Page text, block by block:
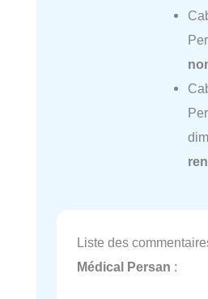
Liste des
Médical Persan :